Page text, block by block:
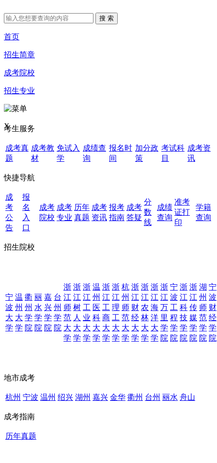
首页
招生简章
成考院校
招生专业
X
考生服务
成考真
题
成考教
材
免试入
学
成绩查
询
报名时
间
加分政
策
考试科
目
成考资
讯
快捷导航
成
考
公
告
报
名
入
口
成考
院校
成考
专业
历年
真题
成考
资讯
报考
指南
成考
答疑
分
数
线
成绩
查询
准考
证打
印
学籍
查询
招生院校
宁
波
大
学
温
州
大
学
衢
州
学
院
丽
水
学
院
嘉
兴
学
院
台
州
学
院
浙
江
师
范
大
学
浙
江
树
人
大
学
浙
江
工
业
大
学
温
州
医
科
大
学
浙
江
工
商
大
学
浙
江
理
工
大
学
杭
州
师
范
大
学
浙
江
财
经
大
学
浙
江
农
林
大
学
浙
江
海
洋
大
学
浙
江
万
里
学
院
宁
波
工
程
学
院
浙
江
科
技
学
院
浙
江
传
媒
学
院
湖
州
师
范
学
院
宁
波
财
经
学
院
地市成考
杭州 宁波 温州 绍兴 湖州 嘉兴 金华 衢州 台州 丽水 舟山
成考指南
历年真题